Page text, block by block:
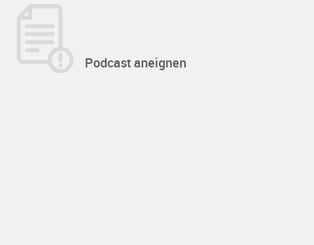
Podcast aneignen